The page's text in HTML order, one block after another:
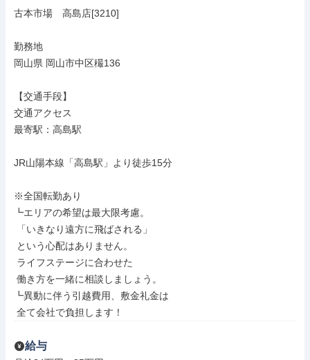
古本市場　高島店[3210]
勤務地
岡山県 岡山市中区穝136
【交通手段】
交通アクセス
最寄駅：高島駅
JR山陽本線「高島駅」より徒歩15分
※全国転勤あり
┗エリアの希望は最大限考慮。
┗異動に伴う引越費用、敷金礼金は
全て会社で負担します！
給与